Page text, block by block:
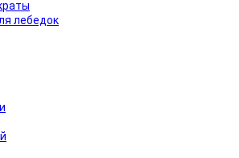
лебедок